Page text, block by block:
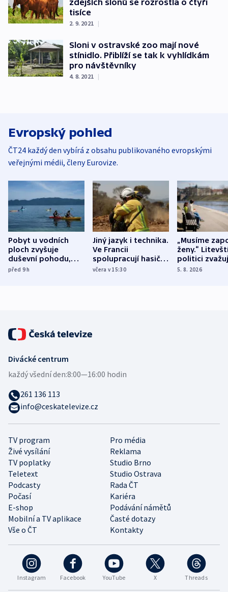
zdejších slonů se rozrostla o čtyři
tisíce
2. 9. 2021 |
Sloni v ostravské zoo mají nové
stínidlo. Přiblíží se tak k vyhlídkám
pro návštěvníky
4. 8. 2021 |
Evropský pohled
ČT24 každý den vybírá z obsahu publikovaného evropskými
veřejnými médii, členy Eurovize.
Pobyt u vodních
ploch zvyšuje
duševní pohodu,
ukázala
před 9h
Jiný jazyk i technika.
Ve Francii
spolupracují hasiči z
různých zemí
včera v 15:30
„Musíme
ženy.“
politici
dohodu o
5. 8. 2026
Instagram Facebook YouTube X Threads
TV program
Pro média
Živé vysílání
Reklama
TV poplatky
Studio Brno
Teletext
Studio Ostrava
Podcasty
Rada ČT
Počasí
Kariéra
E-shop
Podávání námětů
Mobilní a TV aplikace
Časté dotazy
Vše o ČT
Kontakty
Divácké centrum
každý všední den:8:00—16:00 hodin
261 136 113
info@ceskatelevize.cz